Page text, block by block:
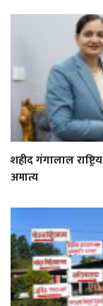
शहीद गंगालाल
अमात्य